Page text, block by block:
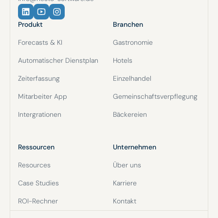
Produkt
Forecasts & KI
Automatischer Dienstplan
Zeiterfassung
Mitarbeiter App
Intergrationen
Branchen
Gastronomie
Hotels
Einzelhandel
Gemeinschaftsverpflegung
Bäckereien
Ressourcen
Resources
Case Studies
ROI-Rechner
Unternehmen
Über uns
Karriere
Kontakt